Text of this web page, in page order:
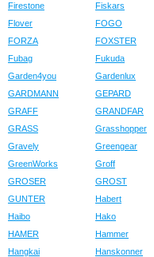
Firestone
Fiskars
Flover
FOGO
FORZA
FOXSTER
Fubag
Fukuda
Garden4you
Gardenlux
GARDMANN
GEPARD
GRAFF
GRANDFAR
GRASS
Grasshopper
Gravely
Greengear
GreenWorks
Groff
GROSER
GROST
GUNTER
Habert
Haibo
Hako
HAMER
Hammer
Hangkai
Hanskonner